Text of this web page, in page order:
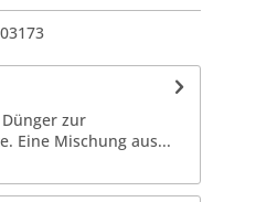
zur
Eine Mischung aus...